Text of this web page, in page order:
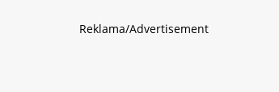
Reklama/Advertisement